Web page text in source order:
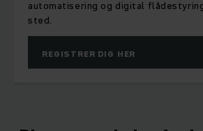
Er det bedst at købe, leje
guide til den rigtige
SE MERE